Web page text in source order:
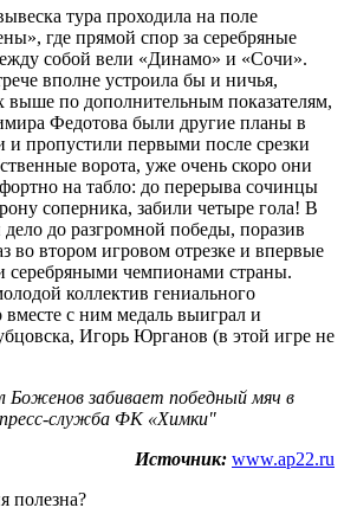
тура проходила на поле
где прямой спор за серебряные
собой вели «Динамо» и «Сочи».
вполне устроила бы и ничья,
выше по дополнительным показателям,
Федотова были другие планы в
и пропустили первыми после срезки
ворота, уже очень скоро они
на табло: до перерыва сочинцы
соперника, забили четыре гола! В
до разгромной победы, поразив
во втором игровом отрезке и впервые
серебряными чемпионами страны.
коллектив гениального
с ним медаль выиграл и
Игорь Юрганов (в этой игре не
Боженов забивает победный мяч в
служба ФК «Химки"
Источник: www.ap22.ru
полезна?